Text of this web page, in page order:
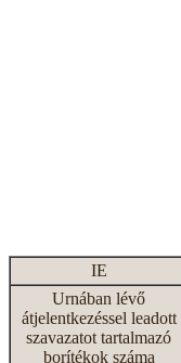
IE
Urnában lévő
átjelentkezéssel leadott
szavazatot tartalmazó
borítékok száma